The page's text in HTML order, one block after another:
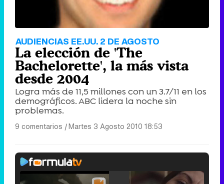
AUDIENCIAS EE.UU. 2 DE AGOSTO
La elección de 'The
Bachelorette', la más vista
desde 2004
Logra más de 11,5 millones con un 3.7/11 en los
demográficos. ABC lidera la noche sin
problemas.
9 comentarios |Martes 3 Agosto 2010 18:53